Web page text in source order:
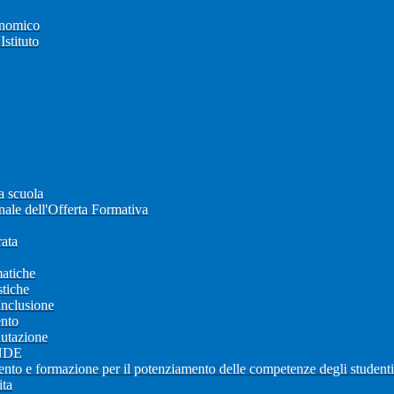
scuola
dell'Offerta Formativa
e formazione per il potenziamento delle competenze degli studenti